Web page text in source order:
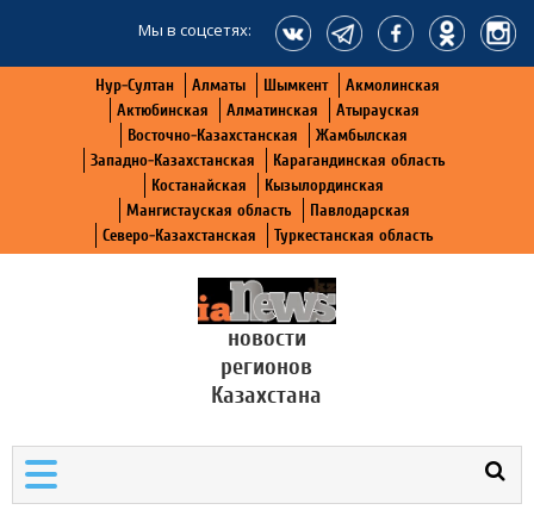
Мы в соцсетях:
Нур-Султан Алматы Шымкент
Акмолинская
Актюбинская
Алматинская
Атырауская
Восточно-Казахстанская
Жамбылская
Западно-Казахстанская
Карагандинская область
Костанайская
Кызылординская
Мангистауская область
Павлодарская
Северо-Казахстанская
Туркестанская область
новости
регионов
Казахстана